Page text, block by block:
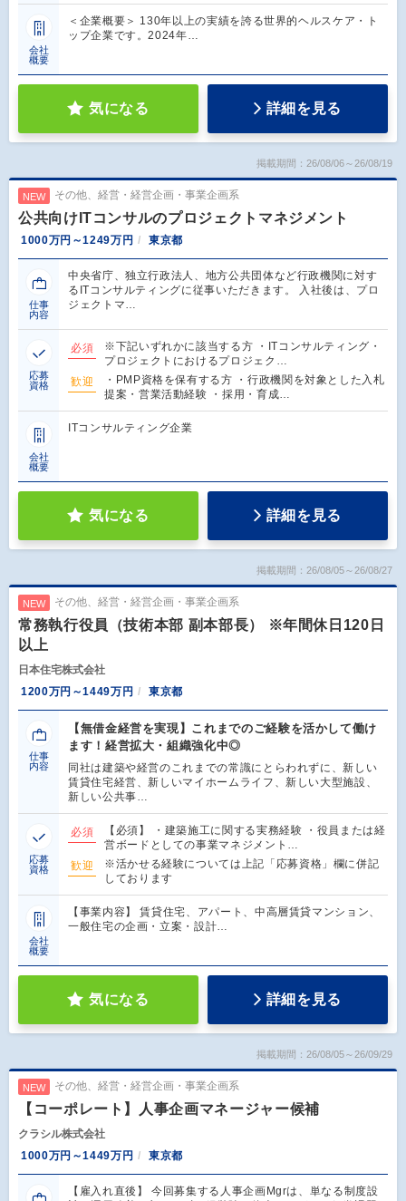
会社
概要
＜企業概要＞ 130年以上の実績を誇る世界的ヘルスケア・ト
ップ企業です。2024年…
気になる 詳細を見る
掲載期間：26/08/06～26/08/19
NEW その他、経営・経営企画・事業企画系
公共向けITコンサルのプロジェクトマネジメント
1000万円～1249万円 東京都
仕事
内容
中央省庁、独立行政法人、地方公共団体など行政機関に対す
るITコンサルティングに従事いただきます。 入社後は、プロ
ジェクトマ…
応募
資格
必須
※下記いずれかに該当する方 ・ITコンサルティング・
プロジェクトにおけるプロジェク…
歓迎
・PMP資格を保有する方 ・行政機関を対象とした入札
提案・営業活動経験 ・採用・育成…
会社
概要
ITコンサルティング企業
気になる 詳細を見る
掲載期間：26/08/05～26/08/27
NEW その他、経営・経営企画・事業企画系
常務執行役員（技術本部 副本部長） ※年間休日120日
以上
日本住宅株式会社
1200万円～1449万円
東京都
仕事
内容
【無借金経営を実現】これまでのご経験を活かして働け
ます！経営拡大・組織強化中◎
同社は建築や経営のこれまでの常識にとらわれずに、新しい
賃貸住宅経営、新しいマイホームライフ、新しい大型施設、
新しい公共事…
応募
資格
必須
【必須】 ・建築施工に関する実務経験 ・役員または経
営ボードとしての事業マネジメント…
歓迎
※活かせる経験については上記「応募資格」欄に併記
しております
会社
概要
【事業内容】 賃貸住宅、アパート、中高層賃貸マンション、
一般住宅の企画・立案・設計…
気になる 詳細を見る
掲載期間：26/08/05～26/09/29
NEW その他、経営・経営企画・事業企画系
【コーポレート】人事企画マネージャー候補
クラシル株式会社
1000万円～1449万円
東京都
【雇入れ直後】 今回募集する人事企画Mgrは、単なる制度設